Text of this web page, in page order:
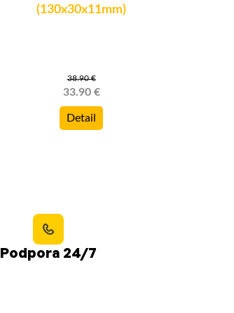
(130x30x11mm)
38.90 €
33.90 €
Detail
Podpora 24/7